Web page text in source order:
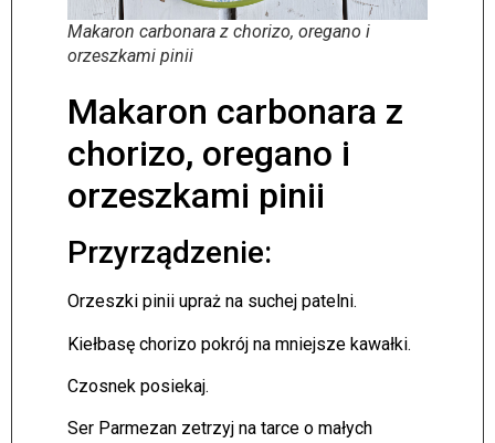
Makaron carbonara z chorizo, oregano i
orzeszkami pinii
Makaron carbonara z
chorizo, oregano i
orzeszkami pinii
Przyrządzenie:
Orzeszki pinii upraż na suchej patelni.
Kiełbasę chorizo pokrój na mniejsze kawałki.
Czosnek posiekaj.
Ser Parmezan zetrzyj na tarce o małych